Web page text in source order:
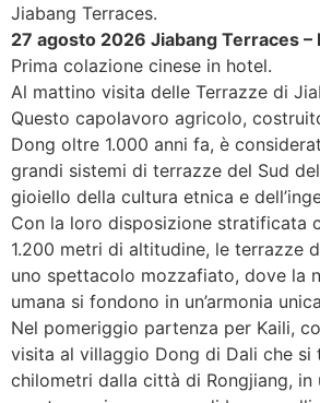
Jiabang Terraces.
27 agosto 2026 Jiabang Terraces –
Prima colazione cinese in hotel.
Al mattino visita delle Terrazze di
Questo capolavoro agricolo,
Dong oltre 1.000 anni fa, è
grandi sistemi di terrazze del Sud
gioiello della cultura etnica e
Con la loro disposizione stratificata
1.200 metri di altitudine, le terrazze
uno spettacolo mozzafiato, dove la
umana si fondono in un’armonia
Nel pomeriggio partenza per Kaili,
visita al villaggio Dong di Dali che si
chilometri dalla città di Rongjiang, in